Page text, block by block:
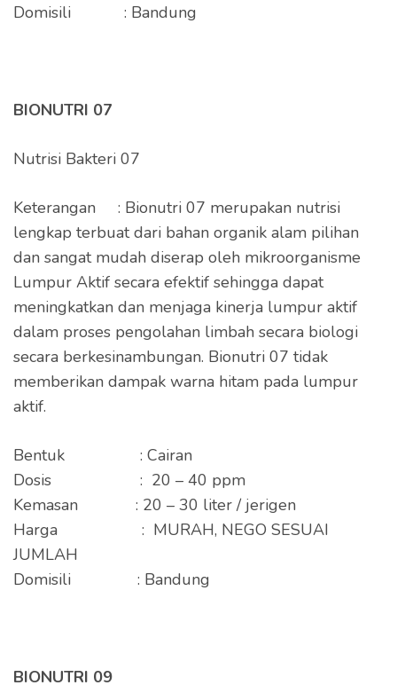
Domisili : Bandung
BIONUTRI 07
Nutrisi Bakteri 07
Keterangan : Bionutri 07 merupakan nutrisi
lengkap terbuat dari bahan organik alam pilihan
dan sangat mudah diserap oleh mikroorganisme
Lumpur Aktif secara efektif sehingga dapat
meningkatkan dan menjaga kinerja lumpur aktif
dalam proses pengolahan limbah secara biologi
secara berkesinambungan. Bionutri 07 tidak
memberikan dampak warna hitam pada lumpur
aktif.
Bentuk : Cairan
Dosis : 20 – 40 ppm
Kemasan : 20 – 30 liter / jerigen
Harga : MURAH, NEGO SESUAI
JUMLAH
Domisili : Bandung
BIONUTRI 09